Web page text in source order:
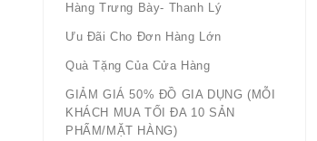
Hàng Trưng Bày- Thanh Lý
Ưu Đãi Cho Đơn Hàng Lớn
Quà Tặng Của Cửa Hàng
GIẢM GIÁ 50% ĐỒ GIA DỤNG (MỖI
KHÁCH MUA TỐI ĐA 10 SẢN
PHẨM/MẶT HÀNG)